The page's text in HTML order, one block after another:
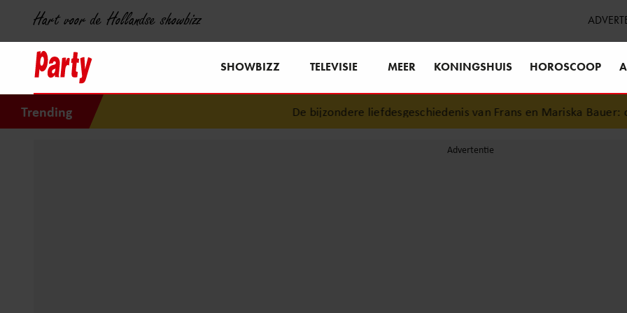
Hart voor de Hollandse showbizz
SHOWBIZZ TELEVISIE MEER KONINGSHUIS HOROSCOOP
Trending De bijzondere liefdesgeschiedenis van Frans en Mariska Bauer: